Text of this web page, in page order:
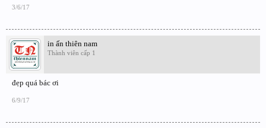
3/6/17
in ấn thiên nam
Thành viên cấp 1
đẹp quá bác ơi
6/9/17